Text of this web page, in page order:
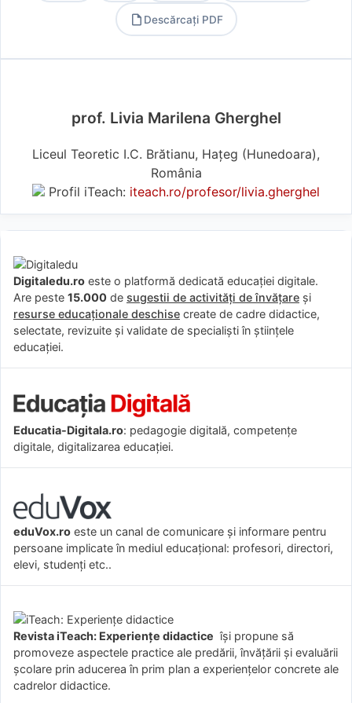
Descărcați PDF
prof. Livia Marilena Gherghel
Liceul Teoretic I.C. Brătianu, Hațeg (Hunedoara),
România
Profil iTeach: iteach.ro/profesor/livia.gherghel
Digitaledu.ro este o platformă dedicată educației digitale.
Are peste 15.000 de sugestii de activități de învățare și
resurse educaționale deschise create de cadre didactice,
selectate, revizuite și validate de specialiști în științele
educației.
Educatia-Digitala.ro: pedagogie digitală, competențe
digitale, digitalizarea educației.
eduVox.ro este un canal de comunicare și informare pentru
persoane implicate în mediul educațional: profesori, directori,
elevi, studenți etc..
Revista iTeach: Experienţe didactice îşi propune să
promoveze aspectele practice ale predării, învăţării şi evaluării
şcolare prin aducerea în prim plan a experienţelor concrete ale
cadrelor didactice.